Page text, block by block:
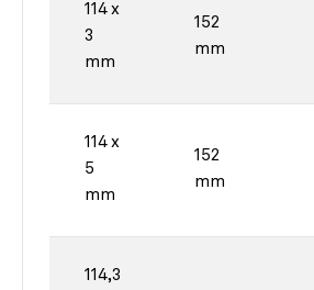
114 x
3
mm
152
mm
114 x
5
mm
152
mm
114,3